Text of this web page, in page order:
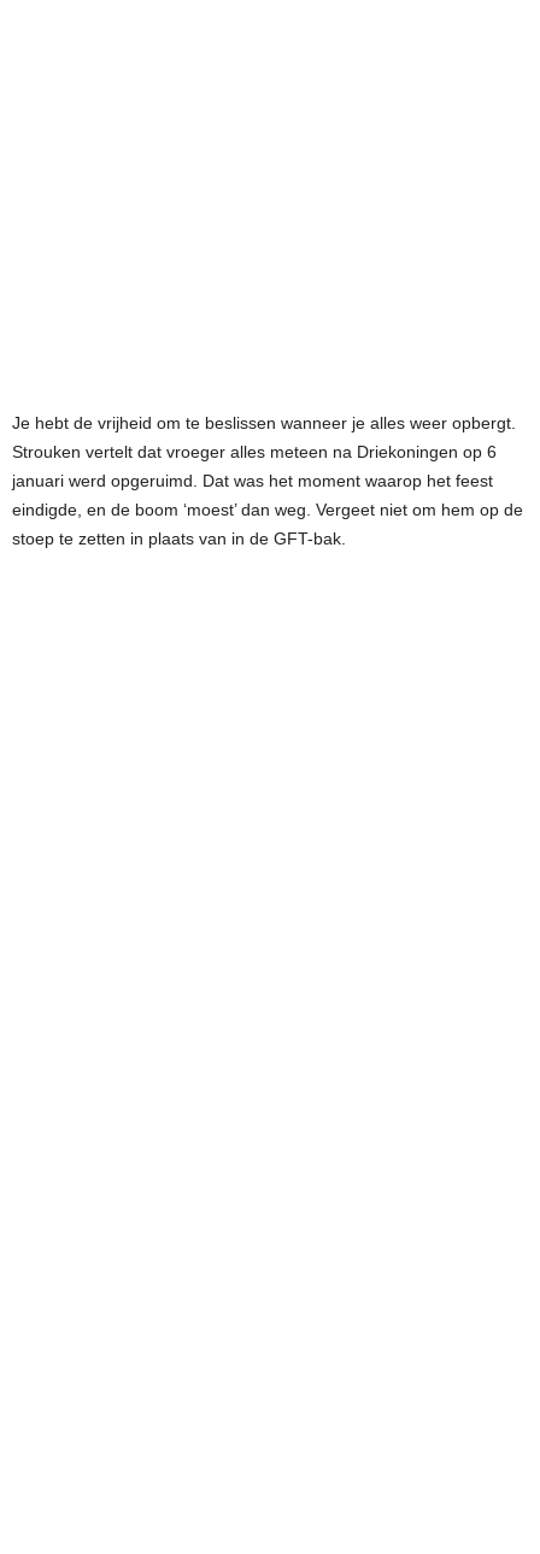
Je hebt de vrijheid om te beslissen wanneer je alles weer opbergt.
Strouken vertelt dat vroeger alles meteen na Driekoningen op 6
januari werd opgeruimd. Dat was het moment waarop het feest
eindigde, en de boom ‘moest’ dan weg. Vergeet niet om hem op de
stoep te zetten in plaats van in de GFT-bak.